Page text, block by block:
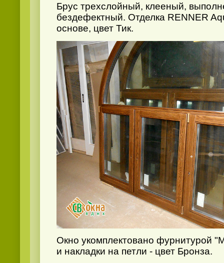
Брус трехслойный, клееный,
бездефектный. Отделка RENNER
основе, цвет Тик.
Окно укомплектовано фурнитурой
и накладки на петли - цвет Бронза.